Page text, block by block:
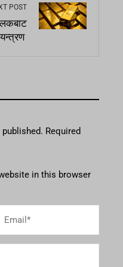
POST
Required
in this browser